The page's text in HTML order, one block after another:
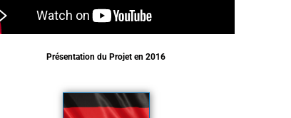
Présentation du Projet en 2016